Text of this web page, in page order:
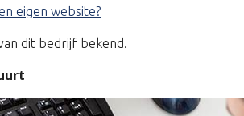
eigen website?
dit bedrijf bekend.